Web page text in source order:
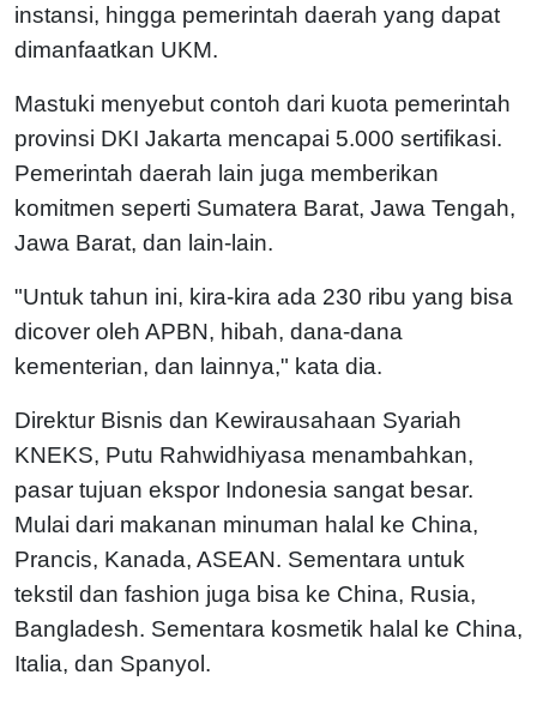
instansi, hingga pemerintah daerah yang dapat
dimanfaatkan UKM.
Mastuki menyebut contoh dari kuota pemerintah
provinsi DKI Jakarta mencapai 5.000 sertifikasi.
Pemerintah daerah lain juga memberikan
komitmen seperti Sumatera Barat, Jawa Tengah,
Jawa Barat, dan lain-lain.
"Untuk tahun ini, kira-kira ada 230 ribu yang bisa
dicover oleh APBN, hibah, dana-dana
kementerian, dan lainnya," kata dia.
Direktur Bisnis dan Kewirausahaan Syariah
KNEKS, Putu Rahwidhiyasa menambahkan,
pasar tujuan ekspor Indonesia sangat besar.
Mulai dari makanan minuman halal ke China,
Prancis, Kanada, ASEAN. Sementara untuk
tekstil dan fashion juga bisa ke China, Rusia,
Bangladesh. Sementara kosmetik halal ke China,
Italia, dan Spanyol.